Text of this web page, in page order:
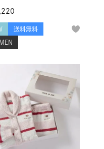
送料無料